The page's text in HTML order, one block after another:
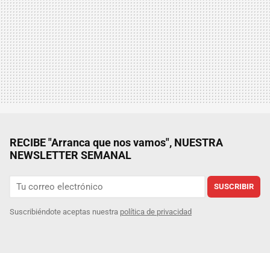
RECIBE "Arranca que nos vamos", NUESTRA
NEWSLETTER SEMANAL
SUSCRIBIR
Suscribiéndote aceptas nuestra política de privacidad